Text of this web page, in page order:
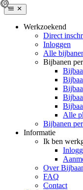
Werkzoekend
Direct
Inloggen
Alle
Bijbanen
Alle
Bijbanen
Informatie
Ik ben
Over
FAQ
Contact